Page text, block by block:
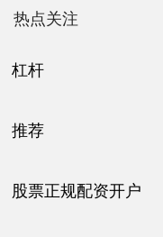
热点关注
杠杆
推荐
股票正规配资开户